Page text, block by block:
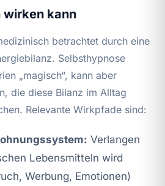
wirken kann
betrachtet durch eine
Selbsthypnose
„magisch“, kann aber
die diese Bilanz im Alltag
Relevante Wirkpfade sind:
Verlangen
Lebensmitteln wird
Werbung, Emotionen)